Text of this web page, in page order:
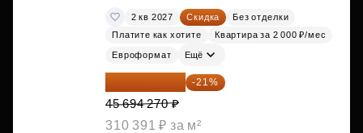
2 кв 2027 Скидка
Без отделки
Платите как хотите
Квартира за 2 000 ₽/мес
Евроформат Ещё
36 098 473 ₽ -21%
45 694 270 ₽
310 391 ₽ за м²